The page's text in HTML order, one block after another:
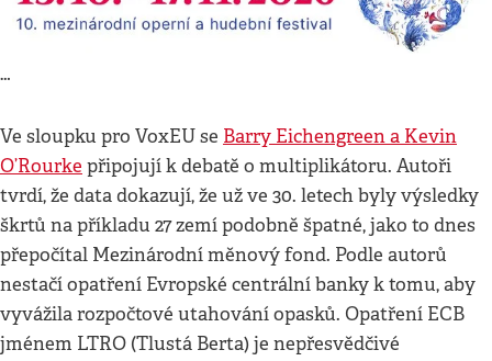
…
Ve sloupku pro VoxEU se Barry Eichengreen a Kevin
O’Rourke připojují k debatě o multiplikátoru. Autoři
tvrdí, že data dokazují, že už ve 30. letech byly výsledky
škrtů na příkladu 27 zemí podobně špatné, jako to dnes
přepočítal Mezinárodní měnový fond. Podle autorů
nestačí opatření Evropské centrální banky k tomu, aby
vyvážila rozpočtové utahování opasků. Opatření ECB
jménem LTRO (Tlustá Berta) je nepřesvědčivé